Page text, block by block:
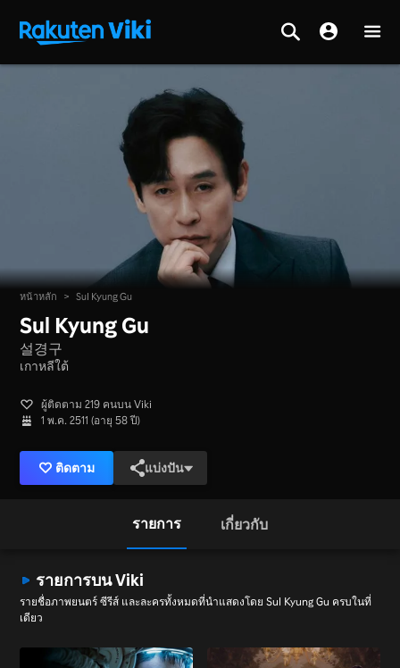
หน้าหลัก > Sul Kyung Gu
Sul Kyung Gu
설경구
เกาหลีใต้
ผู้ติดตาม 219 คนบน Viki
1 พ.ค. 2511 (อายุ 58 ปี)
ติดตาม แบ่งปัน
รายการ เกี่ยวกับ
รายการบน Viki
รายชื่อภาพยนตร์ ซีรีส์ และละครทั้งหมดที่นำแสดงโดย Sul Kyung Gu ครบในที่
เดียว